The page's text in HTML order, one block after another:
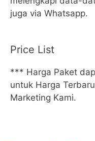
juga via Whatsapp.
Price List
*** Harga Paket
untuk Harga
Marketing Kami.